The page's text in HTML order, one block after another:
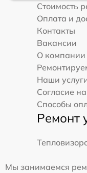
Стоимость
Оплата и
Контакты
Вакансии
О компании
Наши
Согласие
Способы
Ремонт
Мы занимаемся